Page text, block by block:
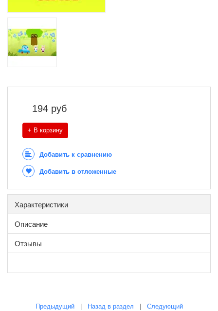
194 руб
+ В корзину
Добавить к сравнению
Добавить в отложенные
Характеристики
Описание
Отзывы
Предыдущий| Назад в раздел Следующий